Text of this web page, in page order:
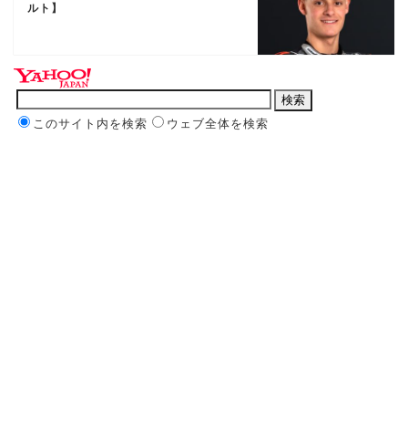
ルト】
このサイト内を検索 ウェブ全体を検索